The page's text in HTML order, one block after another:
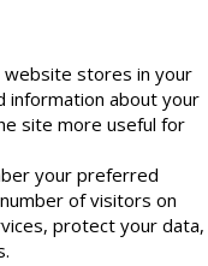
website stores in your
about your
site more useful for
your preferred
of visitors on
protect your data,